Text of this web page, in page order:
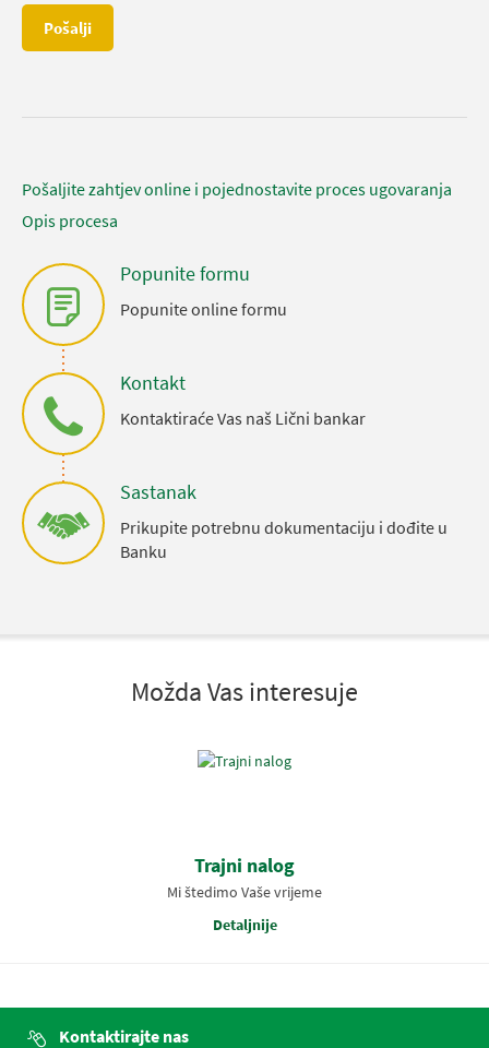
Pošalji
Pošaljite zahtjev online i pojednostavite proces ugovaranja
Opis procesa
Popunite formu
Popunite online formu
Kontakt
Kontaktiraće Vas naš Lični bankar
Sastanak
Prikupite potrebnu dokumentaciju i dođite u
Banku
Možda Vas interesuje
Trajni nalog
Mi štedimo Vaše vrijeme
Detaljnije
Kontaktirajte nas